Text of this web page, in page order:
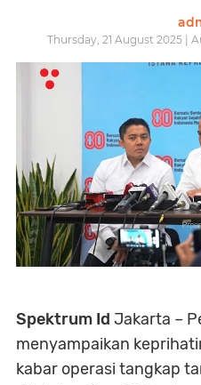
Thursday, 21 August 2025 |
Spektrum Id Jakarta –
menyampaikan
kabar operasi tangkap